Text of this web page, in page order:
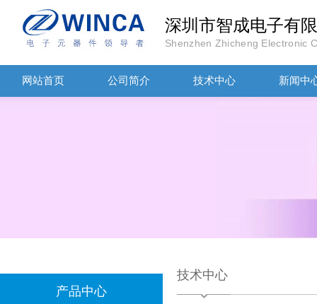
深圳市智成电子有
Shenzhen Zhicheng Electronic
网站首页 公司简介 技术中心 新闻中
产品中心
技术中心